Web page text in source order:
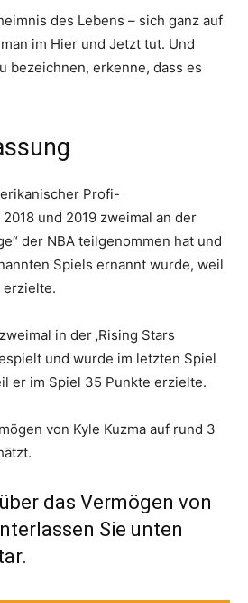
des Lebens – sich ganz auf
im Hier und Jetzt tut. Und
bezeichnen, erkenne, dass es
Profi-
und 2019 zweimal an der
der NBA teilgenommen hat und
Spiels ernannt wurde, weil
erzielte.
in der ‚Rising Stars
und wurde im letzten Spiel
er im Spiel 35 Punkte erzielte.
von Kyle Kuzma auf rund 3
das Vermögen von
Sie unten